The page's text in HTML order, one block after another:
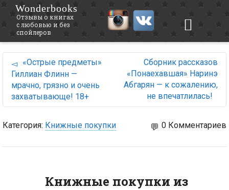
Wonderbooks
Отзывы о книгах
с любовью и без
спойлеров
«Острые предметы»
Гиллиан Флинн —
мрачно, грязно и очень
захватывающе! 18+
Сборник рассказов
«Понаехавшая» Наринэ
Абгарян — к сожалению,
не впечатлилась!
Категория: Книжные покупки 0 Комментариев
Книжные покупки из